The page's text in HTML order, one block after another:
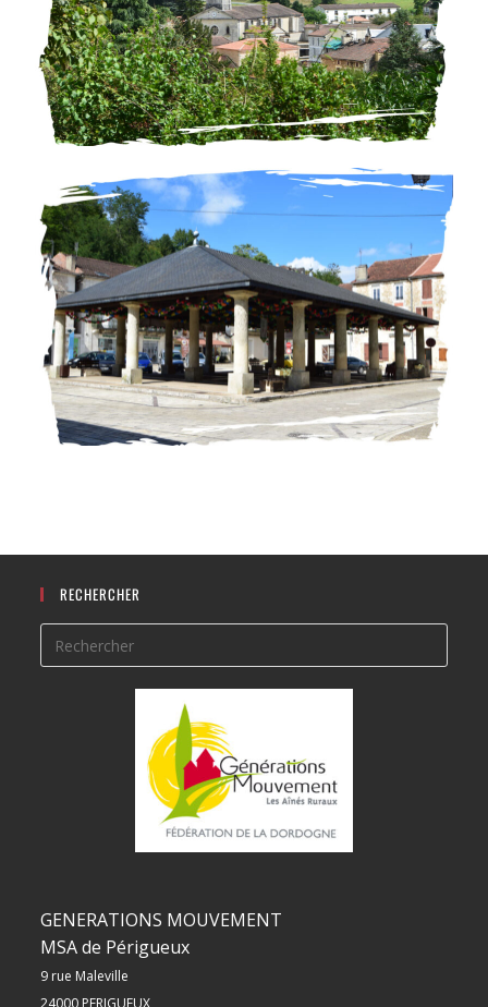
RECHERCHER
GENERATIONS MOUVEMENT
MSA de Périgueux
9 rue Maleville
24000 PERIGUEUX